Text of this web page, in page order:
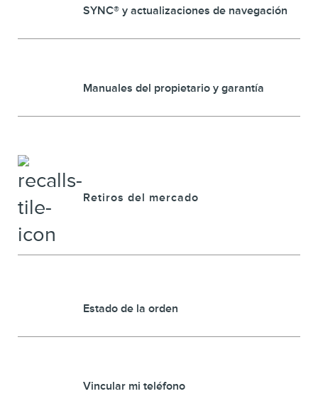
SYNC® y actualizaciones de navegación
Manuales del propietario y garantía
Retiros del mercado
Estado de la orden
Vincular mi teléfono